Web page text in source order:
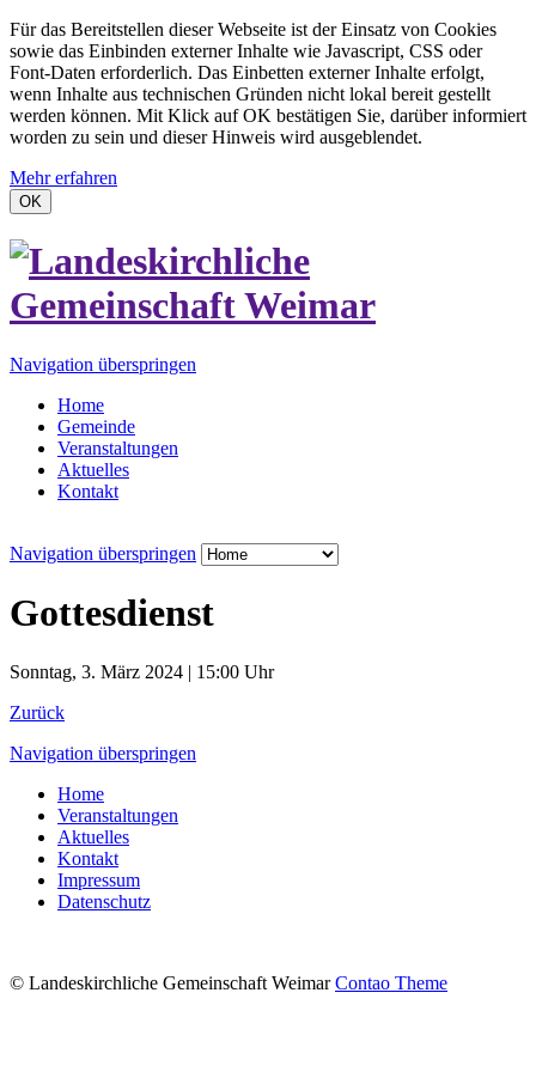
Für das Bereitstellen dieser Webseite ist der Einsatz von Cookies
sowie das Einbinden externer Inhalte wie Javascript, CSS oder
Font-Daten erforderlich. Das Einbetten externer Inhalte erfolgt,
wenn Inhalte aus technischen Gründen nicht lokal bereit gestellt
werden können. Mit Klick auf OK bestätigen Sie, darüber informiert
worden zu sein und dieser Hinweis wird ausgeblendet.
Mehr erfahren
OK
Navigation überspringen
Home
Gemeinde
Veranstaltungen
Aktuelles
Kontakt
Navigation überspringen
Gottesdienst
Sonntag, 3. März 2024 | 15:00 Uhr
Zurück
Navigation überspringen
Home
Veranstaltungen
Aktuelles
Kontakt
Impressum
Datenschutz
© Landeskirchliche Gemeinschaft WeimarContao Theme